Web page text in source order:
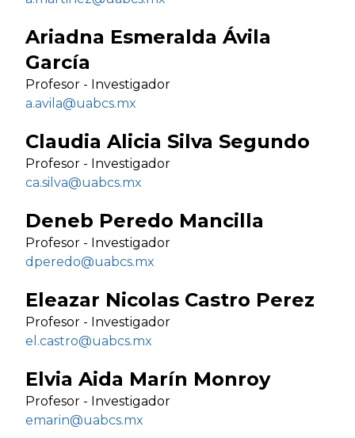
Ariadna Esmeralda Ávila
García
Profesor - Investigador
a.avila@uabcs.mx
Claudia Alicia Silva Segundo
Profesor - Investigador
ca.silva@uabcs.mx
Deneb Peredo Mancilla
Profesor - Investigador
dperedo@uabcs.mx
Eleazar Nicolas Castro Perez
Profesor - Investigador
el.castro@uabcs.mx
Elvia Aida Marín Monroy
Profesor - Investigador
emarin@uabcs.mx